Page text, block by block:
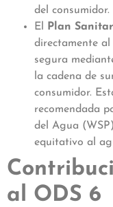
del consumidor.
El
Plan
directamente
segura
la cadena de
consumidor.
recomendada
del Agua
equitativo al
al ODS 6